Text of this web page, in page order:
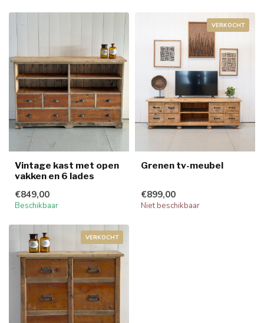
Vintage kast met open
vakken en 6 lades
€849,00
Beschikbaar
VERKOCHT
Grenen tv-meubel
€899,00
Niet beschikbaar
VERKOCHT